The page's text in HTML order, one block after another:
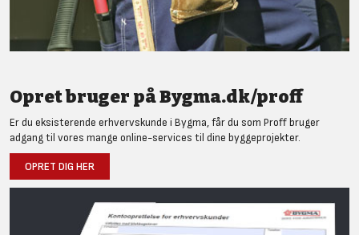
Opret bruger på Bygma.dk/proff
Er du eksisterende erhvervskunde i Bygma, får du som Proff bruger
adgang til vores mange online-services til dine byggeprojekter.
OPRET DIG HER